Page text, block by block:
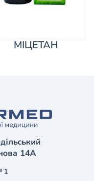
МІЦЕТАН
14А
1